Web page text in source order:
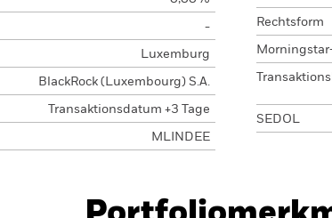
-
Luxemburg
BlackRock (Luxembourg) S.A.
Transaktionsdatum +3 Tage
MLINDEE
Rechtsform
SEDOL